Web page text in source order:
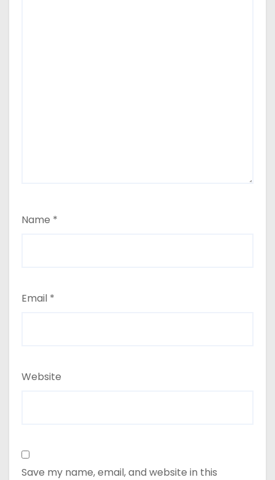
Name *
Email *
Website
Save my name, email, and website in this